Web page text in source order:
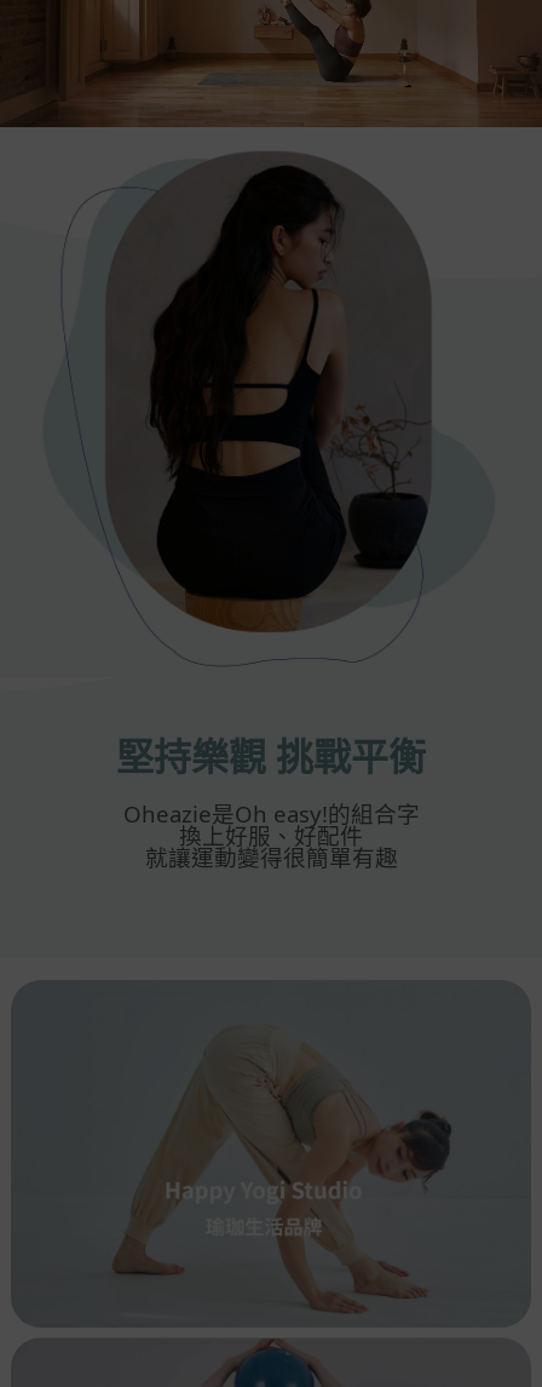
堅持樂觀 挑戰平衡
Oheazie是Oh easy!的組合字
換上好服、好配件
就讓運動變得很簡單有趣